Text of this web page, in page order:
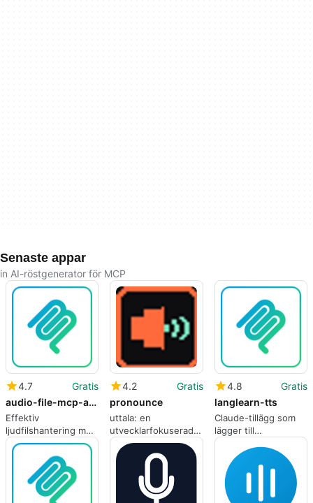
Senaste appar
in AI-röstgenerator för MCP
4.7
Gratis
audio-file-mcp-app
Effektiv
ljudfilshantering med
Audio File MCP App
4.2
Gratis
pronounce
uttala: en
utvecklarfokuserad
uttalserver för
teknisk jargong
4.8
Gratis
langlearn-tts
Claude-tillägg som
lägger till
till MCP